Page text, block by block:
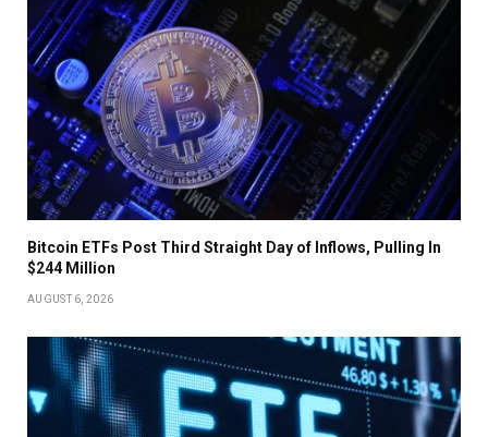
Bitcoin ETFs Post Third Straight Day of Inflows, Pulling In
$244 Million
AUGUST 6, 2026